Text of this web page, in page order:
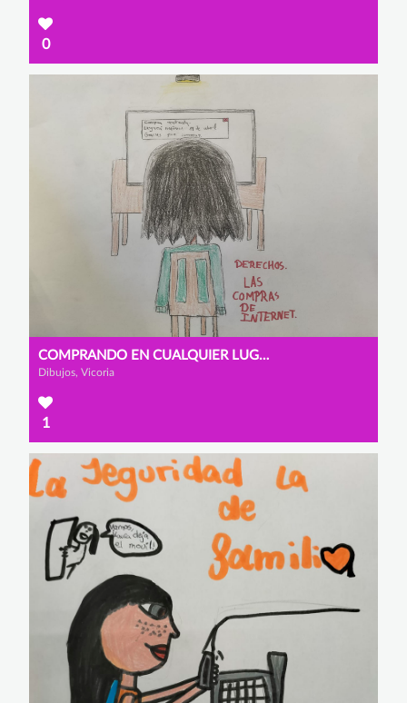
0
COMPRANDO EN CUALQUIER LUGAR DEL MUNDO
Dibujos, Vicoria
1